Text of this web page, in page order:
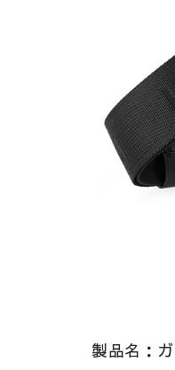
製品名：